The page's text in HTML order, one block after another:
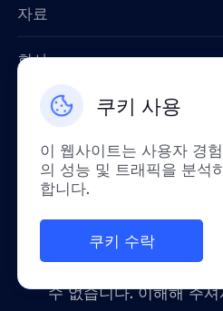
쿠키 사용
이 웹사이트는 사용자 경
의 성능 및 트래픽을 분석
합니다.
쿠키 수락
자료
회사
문의하기
수 없습니다. 이해해 주